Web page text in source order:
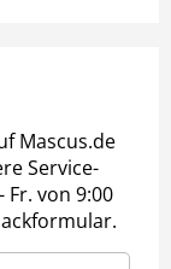
Mascus.de
Service-
Fr. von 9:00